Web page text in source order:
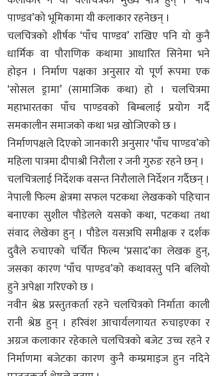
पाण्डव’को भूमिकामा यी कलाकार रहनेछन् ।
चलचित्रको शीर्षक ‘पाँच पाण्डव’ राखिए पनि यो कुनै
धार्मिक वा पौराणिक कथामा आधारित सिनेमा भने
होइन । निर्माण पक्षका अनुसार यो पूर्ण रूपमा एक
‘सोसल ड्रामा’ (सामाजिक कथा) हो । चलचित्रमा
महाभारतका पाँच पाण्डवको बिम्बलाई प्रयोग गर्दै
समकालीन समाजको कथा भन्न खोजिएको छ ।
निर्माणपक्षले दिएको जानकारी अनुसार ‘पाँच पाण्डव’को
महिला पात्रमा दीपाश्री निरौला र जनी गुरुङ रहने छन् ।
चलचित्रलाई निर्देशक वसन्त निरौलाले निर्देशन गर्दैछन् ।
नेपाली फिल्म क्षेत्रमा सफल पटकथा लेखकको पहिचान
बनाएका सुशील पौडेलले यसको कथा, पटकथा तथा
संवाद लेखेका हुन् । पौडेल यसअघि समीक्षक र दर्शक
दुवैले रुचाएको चर्चित फिल्म ‘प्रसाद’का लेखक हुन्,
जसका कारण ‘पाँच पाण्डव’को कथावस्तु पनि बलियो
हुने अपेक्षा गरिएको छ ।
नवीन श्रेष्ठ प्रस्तुतकर्ता रहने चलचित्रको निर्माता काली
रानी श्रेष्ठ हुन् । हरिवंश आचार्यलगायत रुचाइएका र
अग्रज कलाकार रहेकाले चलचित्रको बजेट उच्च रहने र
निर्माणमा बजेटका कारण कुनै कम्प्रमाइज हुन नदिने